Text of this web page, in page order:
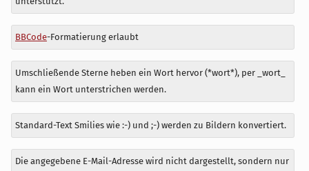
BBCode-Formatierung erlaubt
Umschließende Sterne heben ein Wort hervor (*wort*), per _wort_
kann ein Wort unterstrichen werden.
Standard-Text Smilies wie :-) und ;-) werden zu Bildern konvertiert.
Die angegebene E-Mail-Adresse wird nicht dargestellt, sondern nur